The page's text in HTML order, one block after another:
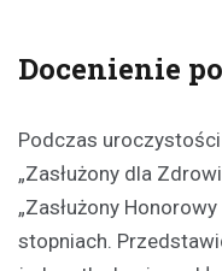
Docenienie
Podczas
„Zasłużony dla
„Zasłużony
stopniach.